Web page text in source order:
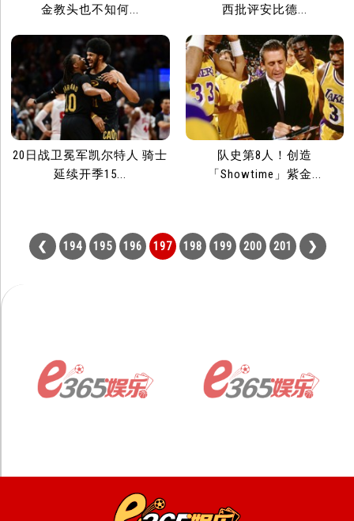
金教头也不知何...
西批评安比德...
20日战卫冕军凯尔特人 骑士
延续开季15...
队史第8人！创造
「Showtime」紫金...
194 195 196 197 198 199 200 201